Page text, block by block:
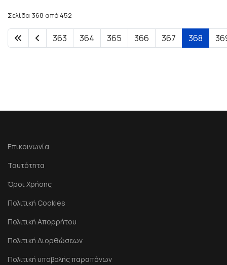
Σελίδα 368 από 452
363 364 365 366 367 368
Επικοινωνία
Ταυτότητα
Όροι Χρήσης
Πολιτική Cookies
Πολιτική Απορρήτου
Πολιτική Διορθώσεων
Πολιτική υποβολής παραπόνων